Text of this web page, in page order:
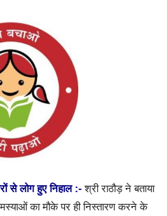
से लोग हुए निहाल :-श्री राठौड़ ने बताया
का मौके पर ही निस्तारण करने के